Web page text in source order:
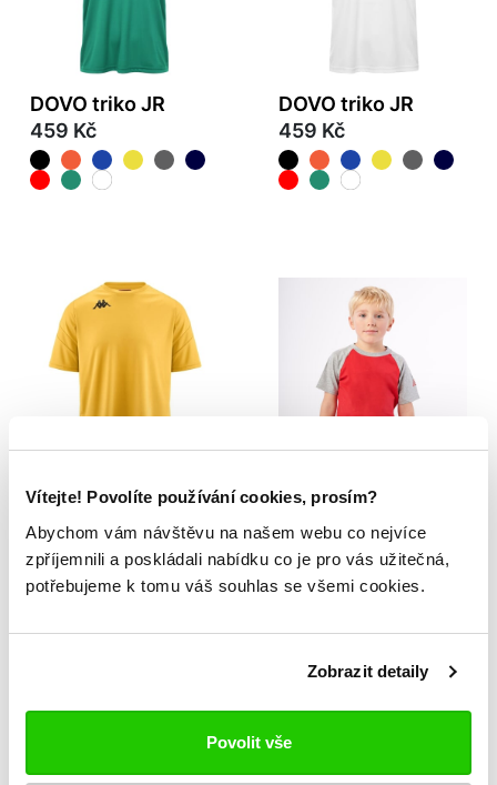
Vítejte! Povolíte používání cookies, prosím?
Abychom vám návštěvu na našem webu co nejvíce
zpříjemnili a poskládali nabídku co je pro vás užitečná,
potřebujeme k tomu váš souhlas se všemi cookies.
Zobrazit detaily
Povolit vše
DOVO triko JR
459 Kč
DOVO triko JR
459 Kč
DOVO triko JR
459 Kč
LOGO CAFY triko
399 Kč